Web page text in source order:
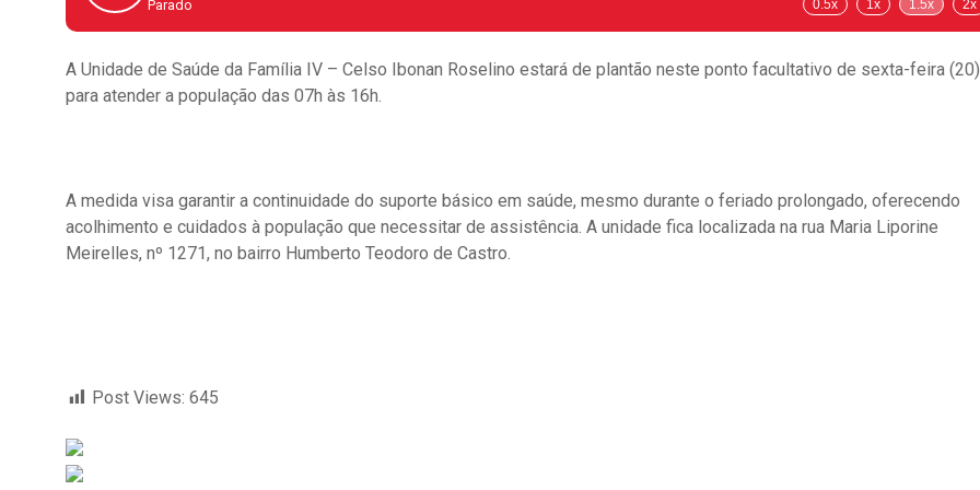
Parado 0.5x 1x 1.5x 2x
A Unidade de Saúde da Família IV – Celso Ibonan Roselino estará de plantão neste ponto facultativo de sexta-feira
para atender a população das 07h às 16h.
A medida visa garantir a continuidade do suporte básico em saúde, mesmo durante o feriado prolongado, oferecendo
acolhimento e cuidados à população que necessitar de assistência. A unidade fica localizada na rua Maria Liporine
Meirelles, nº 1271, no bairro Humberto Teodoro de Castro.
Post Views: 645